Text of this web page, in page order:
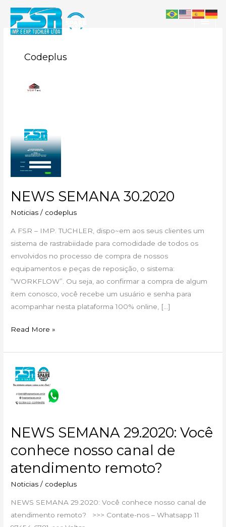
para
Codeplus
NEWS SEMANA 30.2020
Noticias / codeplus
A FSR – IMP. TUCHLER, dispo~em aos seus clientes um
sistema de rastrabiidade para comodidade de todos os
envolvidos no processo de compra de nossos
equipamentos e peças de reposição, o sistema:
“WORKFLOW”. Ou seja, ao confirmar a compra de algum
item conosco, você recebe um usuário e senha para
acompanhar nesta plataforma 100% online, […]
NEWS
SEMANA
30.2020
Read More »
NEWS SEMANA 29.2020: Você
conhece nosso canal de
atendimento remoto?
Noticias / codeplus
NEWS SEMANA 29.2020: Você conhece nosso canal de
atendimento remoto? >>> Contate-nos – Whatsapp 11
NEWS
SEMANA
29.2020:
Você
nosso
de
atendimento
remoto?